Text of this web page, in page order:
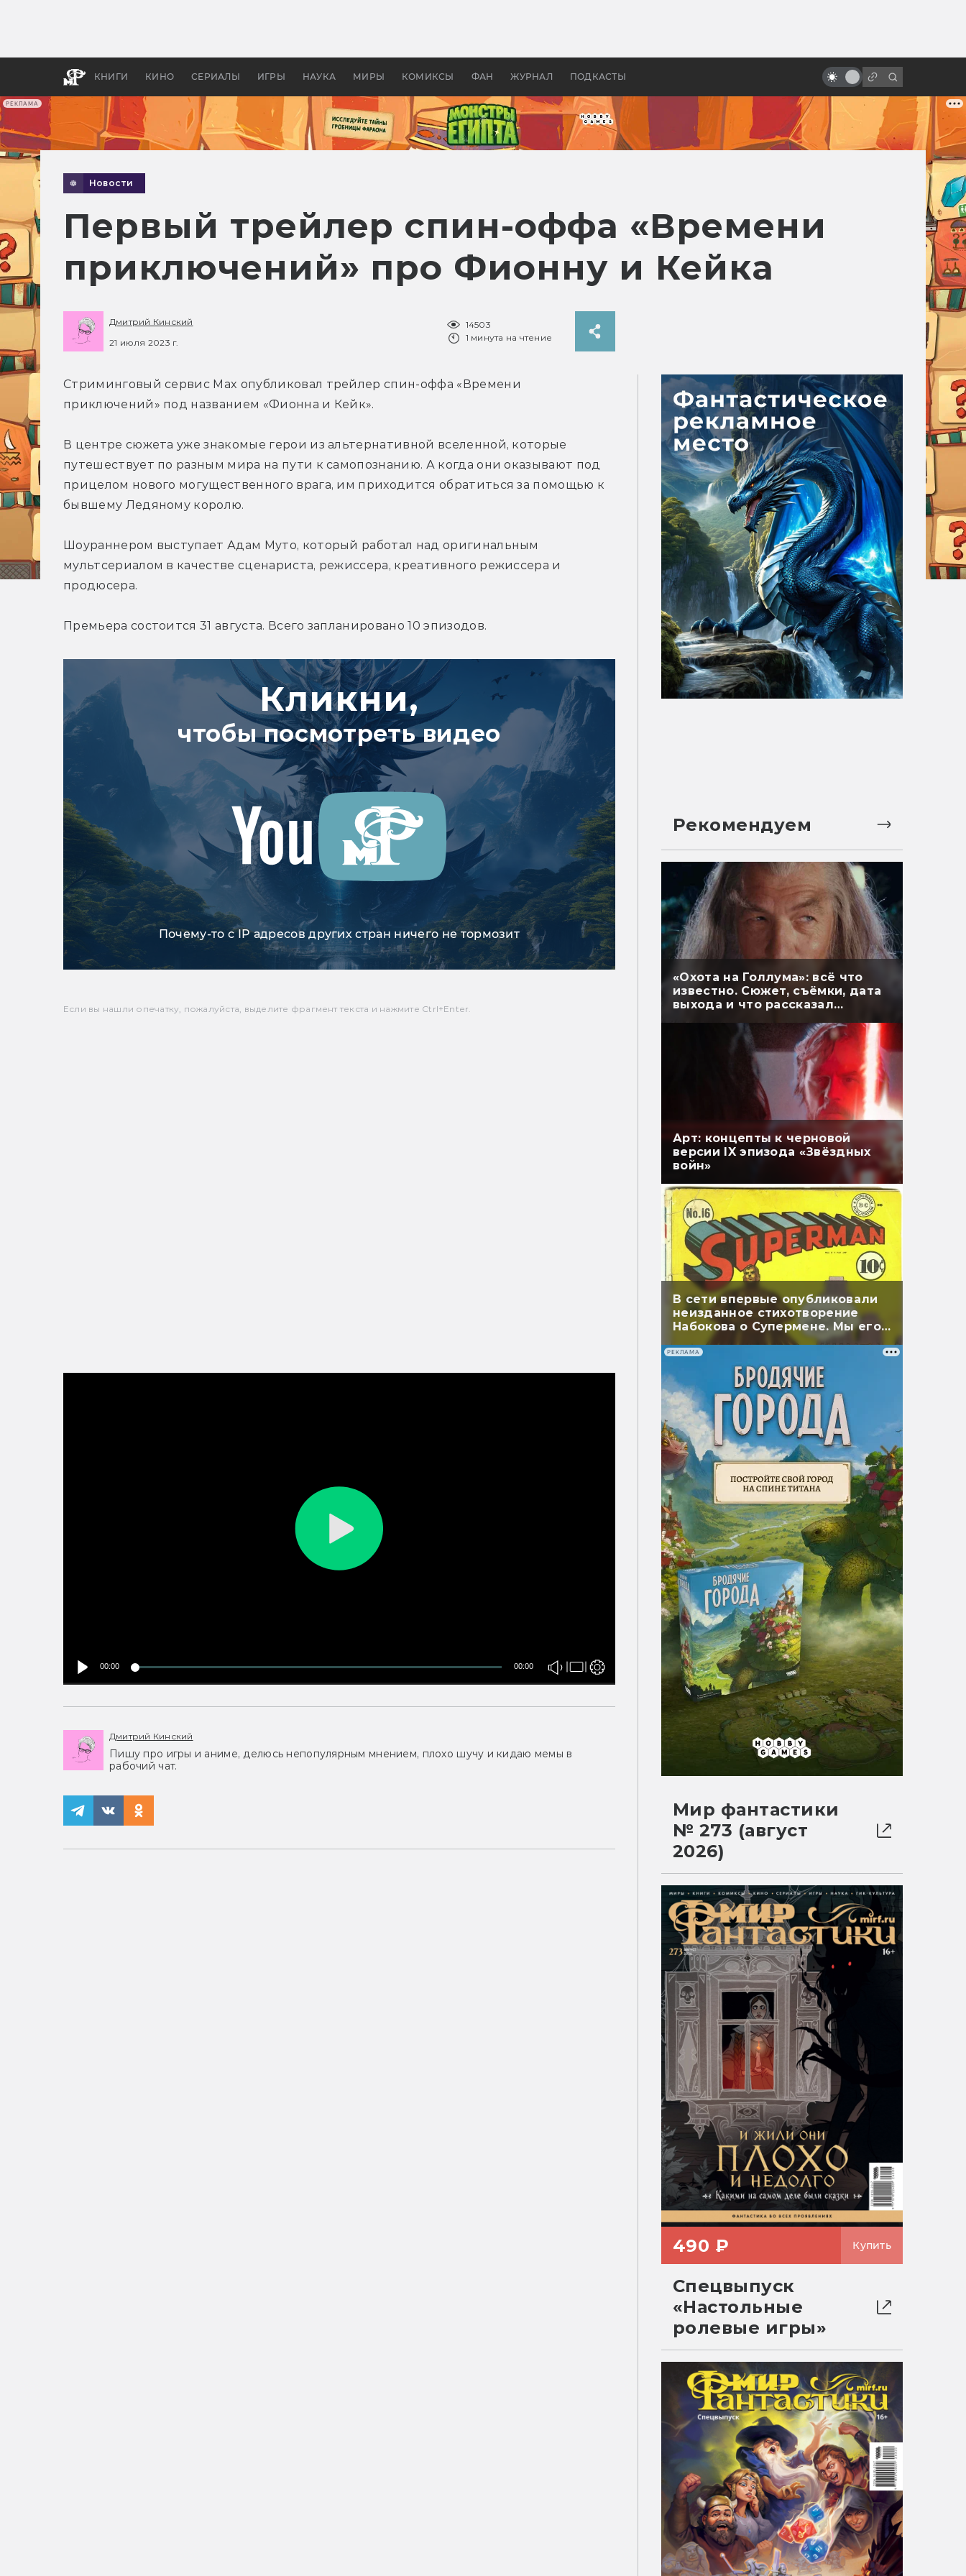
РЕКЛАМА
КНИГИ КИНО СЕРИАЛЫ ИГРЫ НАУКА МИРЫ КОМИКСЫ ФАН ЖУРНАЛ ПОДКАСТЫ
апокалипсис, в России —
бы «Властелина колец»
боевика
Новости
Первый трейлер спин-оффа «Времени
приключений» про Фионну и Кейка
Дмитрий Кинский
21 июля 2023 г.
14503
1 минута на чтение
Стриминговый сервис Max опубликовал трейлер спин-оффа «Времени
приключений» под названием «Фионна и Кейк».
В центре сюжета уже знакомые герои из альтернативной вселенной, которые
путешествует по разным мира на пути к самопознанию. А когда они оказывают под
прицелом нового могущественного врага, им приходится обратиться за помощью к
бывшему Ледяному королю.
Шоураннером выступает Адам Муто, который работал над оригинальным
мультсериалом в качестве сценариста, режиссера, креативного режиссера и
продюсера.
Премьера состоится 31 августа. Всего запланировано 10 эпизодов.
Кликни,
чтобы посмотреть видео
Почему-то с IP адресов других стран ничего не тормозит
Если вы нашли опечатку, пожалуйста, выделите фрагмент текста и нажмите Ctrl+Enter.
00:00 00:00
Дмитрий Кинский
Пишу про игры и аниме, делюсь непопулярным мнением, плохо шучу и кидаю мемы в
рабочий чат.
Рекомендуем
«Охота на Голлума»: всё что
известно. Сюжет, съёмки, дата
выхода и что рассказал
Арт: концепты к черновой
версии IX эпизода «Звёздных
войн»
В сети впервые опубликовали
неизданное стихотворение
Набокова о Супермене. Мы его
перевели
РЕКЛАМА
Мир фантастики
№ 273 (август
2026)
490 ₽ Купить
Спецвыпуск
«Настольные
ролевые игры»